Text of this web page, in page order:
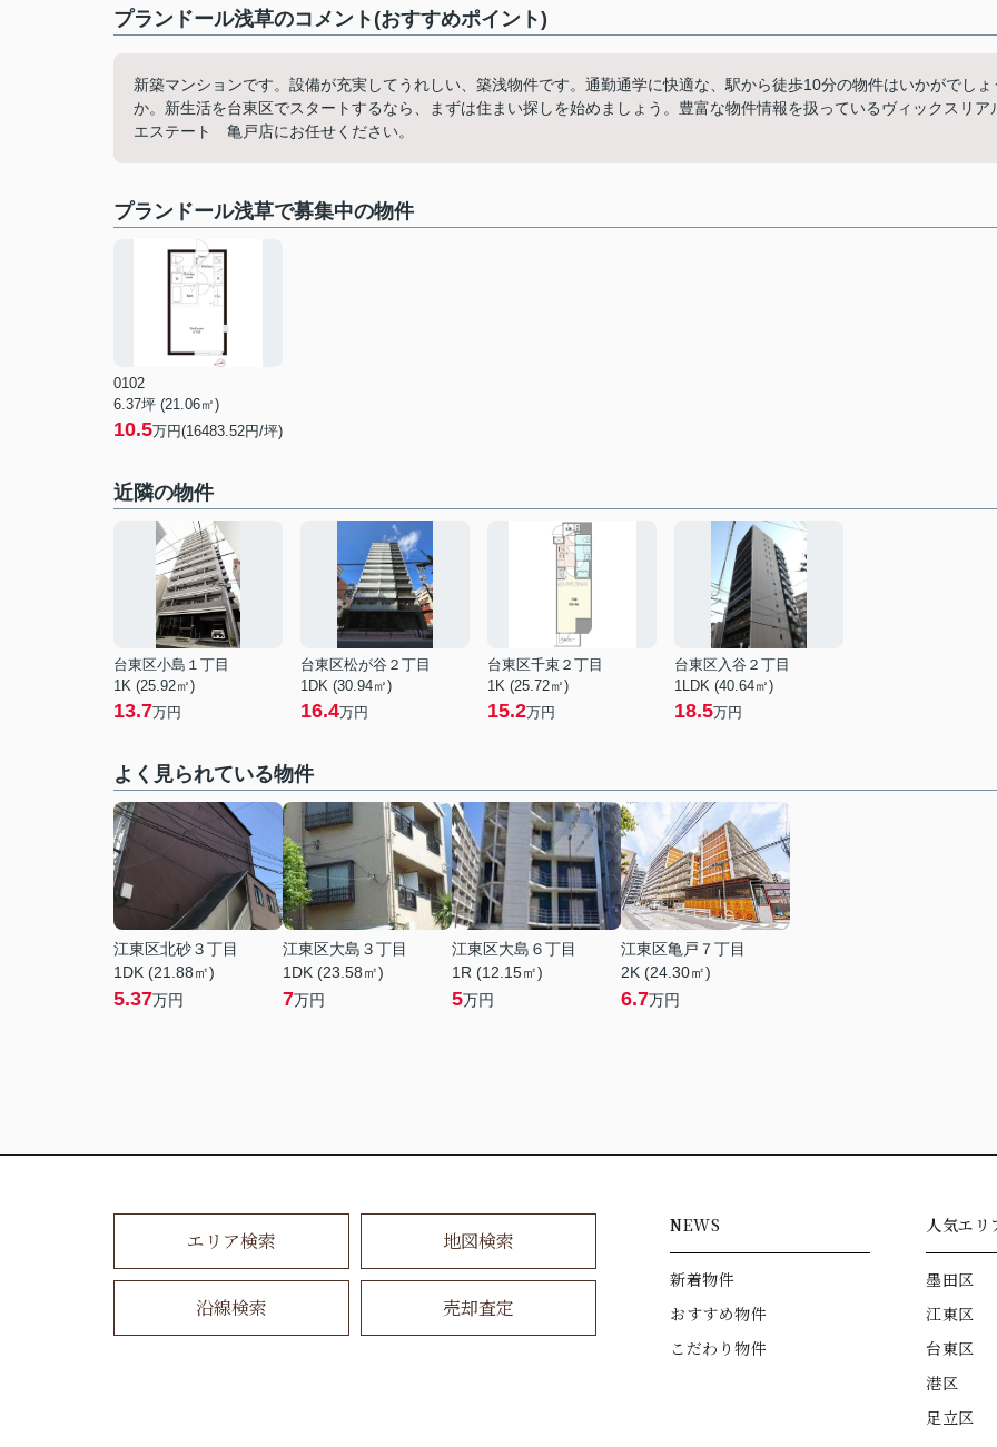
プランドール浅草のコメント(おすすめポイント)
新築マンションです。設備が充実してうれしい、築浅物件です。通勤通学に快適な、駅から徒歩10分の物件はいかがでしょ
か。新生活を台東区でスタートするなら、まずは住まい探しを始めましょう。豊富な物件情報を扱っているヴィックスリア
エステート 亀戸店にお任せください。
プランドール浅草で募集中の物件
0102
6.37坪 (21.06㎡)
10.5万円(16483.52円/坪)
近隣の物件
台東区小島１丁目
1K (25.92㎡)
13.7万円
台東区松が谷２丁目
1DK (30.94㎡)
16.4万円
台東区千束２丁目
1K (25.72㎡)
15.2万円
台東区入谷２丁目
1LDK (40.64㎡)
18.5万円
よく見られている物件
江東区北砂３丁目
1DK (21.88㎡)
5.37万円
江東区大島３丁目
1DK (23.58㎡)
7万円
江東区大島６丁目
1R (12.15㎡)
5万円
江東区亀戸７丁目
2K (24.30㎡)
6.7万円
エリア検索 地図検索
沿線検索 売却査定
NEWS
新着物件
おすすめ物件
こだわり物件
人気エリ
墨田区
江東区
台東区
港区
足立区